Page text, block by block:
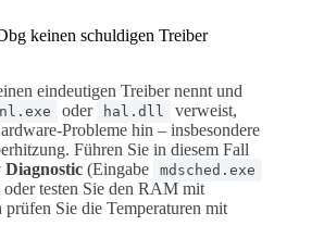
keinen schuldigen Treiber
eindeutigen Treiber nennt und
oder hal.dll
verweist,
Probleme hin – insbesondere
Führen Sie in diesem Fall
(Eingabe mdsched.exe
testen Sie den RAM mit
prüfen Sie die Temperaturen mit